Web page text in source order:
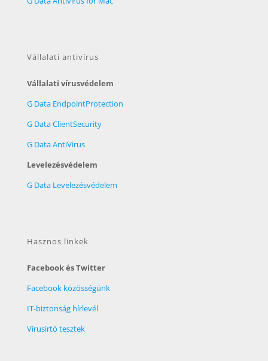
Vállalati antivírus
Vállalati vírusvédelem
G Data EndpointProtection
G Data ClientSecurity
G Data AntiVirus
Levelezésvédelem
G Data Levelezésvédelem
Hasznos linkek
Facebook és Twitter
Facebook közösségünk
IT-biztonság hírlevél
Vírusirtó tesztek